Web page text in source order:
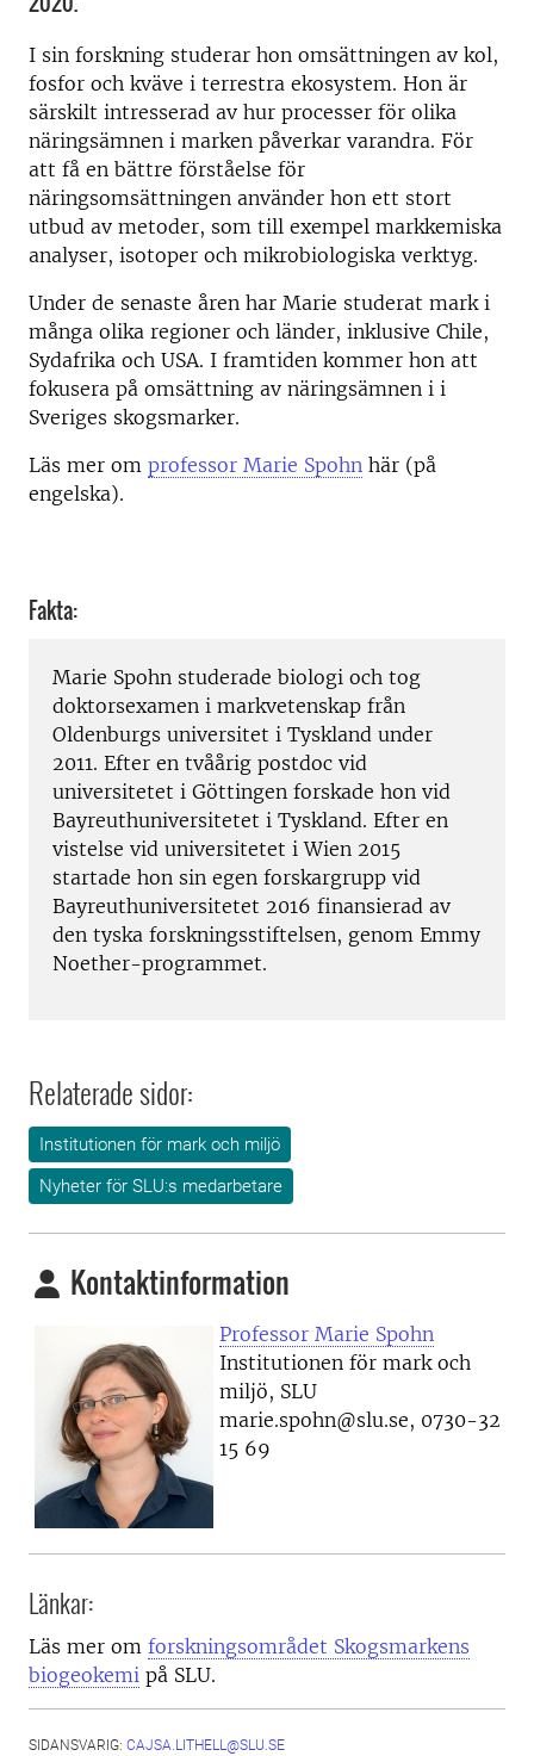
I sin forskning studerar hon omsättningen av kol,
fosfor och kväve i terrestra ekosystem. Hon är
särskilt intresserad av hur processer för olika
näringsämnen i marken påverkar varandra. För
att få en bättre förståelse för
näringsomsättningen använder hon ett stort
utbud av metoder, som till exempel markkemiska
analyser, isotoper och mikrobiologiska verktyg.
Under de senaste åren har Marie studerat mark i
många olika regioner och länder, inklusive Chile,
Sydafrika och USA. I framtiden kommer hon att
fokusera på omsättning av näringsämnen i i
Sveriges skogsmarker.
Läs mer om professor Marie Spohn här (på
engelska).
Fakta:
Marie Spohn studerade biologi och tog
doktorsexamen i markvetenskap från
Oldenburgs universitet i Tyskland under
2011. Efter en tvåårig postdoc vid
universitetet i Göttingen forskade hon vid
Bayreuthuniversitetet i Tyskland. Efter en
vistelse vid universitetet i Wien 2015
startade hon sin egen forskargrupp vid
Bayreuthuniversitetet 2016 finansierad av
den tyska forskningsstiftelsen, genom Emmy
Noether-programmet.
Relaterade sidor:
Institutionen för mark och miljö
Nyheter för SLU:s medarbetare
Kontaktinformation
Professor Marie Spohn
Institutionen för mark och
miljö, SLU
marie.spohn@slu.se, 0730-32
15 69
Länkar:
Läs mer om forskningsområdet Skogsmarkens
biogeokemi på SLU.
SIDANSVARIG: CAJSA.LITHELL@SLU.SE